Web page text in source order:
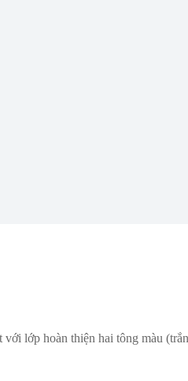
lớp hoàn thiện hai tông màu